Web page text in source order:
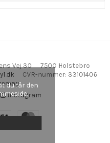
du får den
Vej 30
7500 Holstebro
CVR-nummer: 33101406
Instagram